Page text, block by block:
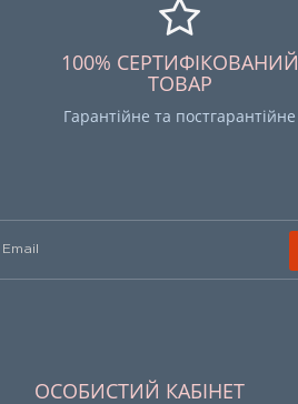
100% СЕРТИФІКОВАНИЙ
ТОВАР
Гарантійне та постгарантійне
ОСОБИСТИЙ КАБІНЕТ